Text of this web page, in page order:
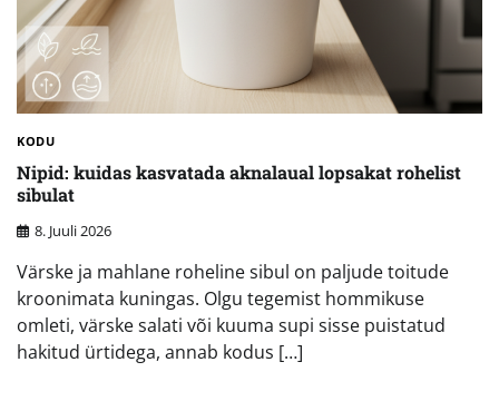
KODU
Nipid: kuidas kasvatada aknalaual lopsakat rohelist
sibulat
8. Juuli 2026
Värske ja mahlane roheline sibul on paljude toitude
kroonimata kuningas. Olgu tegemist hommikuse
omleti, värske salati või kuuma supi sisse puistatud
hakitud ürtidega, annab kodus […]